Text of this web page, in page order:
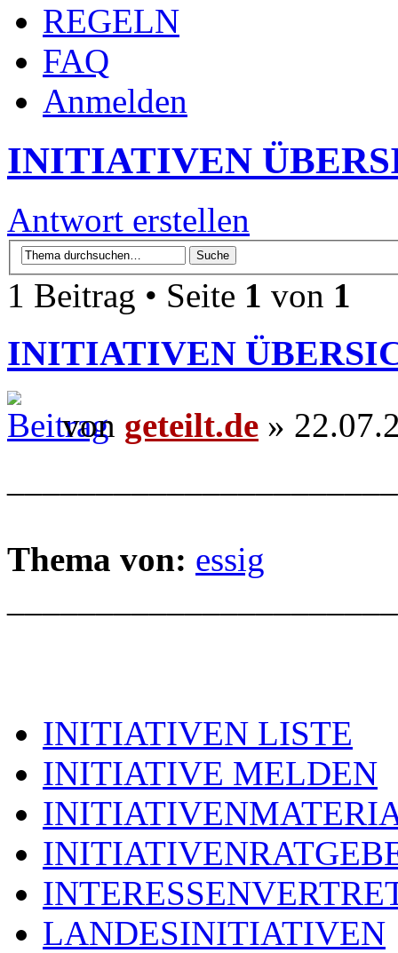
REGELN
FAQ
Anmelden
INITIATIVEN
Antwort erstellen
1 Beitrag • Seite 1 von 1
INITIATIVEN
von geteilt.de »
Thema von: essig
INITIATIVEN LISTE
INITIATIVE MELDEN
LANDESINITIATIVEN